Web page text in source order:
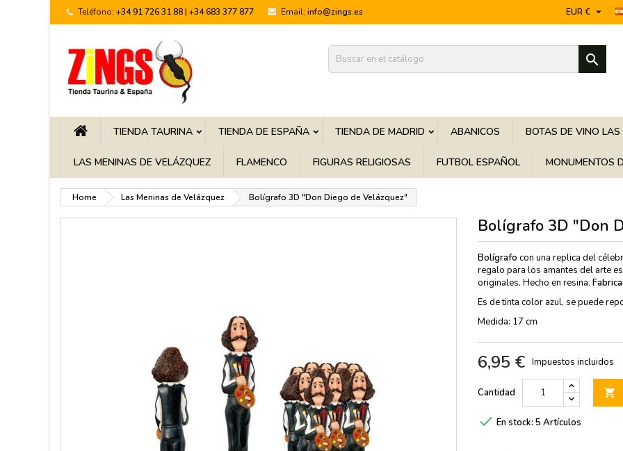
Teléfono: +34 91 726 31 88 | +34 683 377 877 Email: info@zings.es EUR € 

TIENDA TAURINA TIENDA DE ESPAÑA TIENDA DE MADRID ABANICOS BOTAS DE VINO LAS
LAS MENINAS DE VELÁZQUEZ FLAMENCO FIGURAS RELIGIOSAS FUTBOL ESPAÑOL MONUMENTOS
Home Las Meninas de Velázquez Bolígrafo 3D "Don Diego de Velázquez"
Bolígrafo 3D "Don
Bolígrafo con una replica del
regalo para los amantes del arte
originales. Hecho en resina.
Es de tinta color azul, se puede
Medida: 17 cm
6,95 € Impuestos incluidos
Cantidad 
 En stock: 5 Artículos